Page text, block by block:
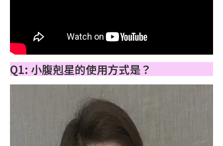
Q1: 小腹剋星的使用方式是？